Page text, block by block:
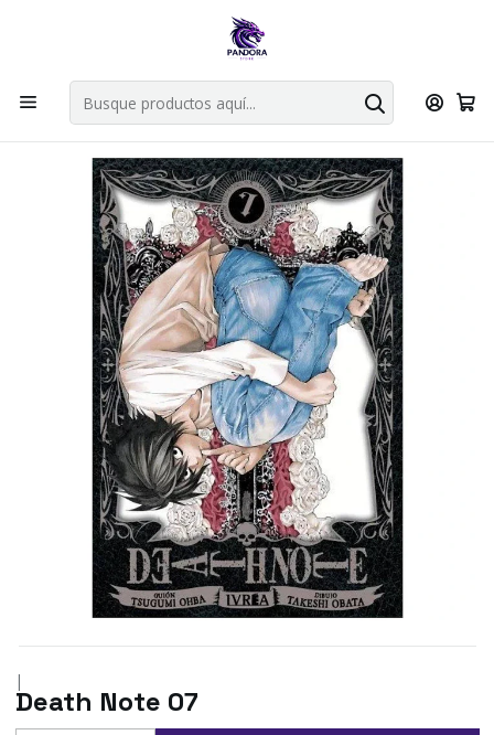
Por compras en cartas singles superiores a 49.990 el envio es
Explorar singles
Inicio Mangas Tankobon Death Note 07
|
Death Note 07